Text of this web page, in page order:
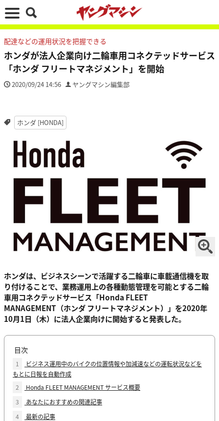
配達などの運用状況を把握できる
ホンダが法人企業向け二輪車用コネクテッドサービス
「ホンダ フリートマネジメント」を開始
2020/09/24 14:56 ヤングマシン編集部
ホンダ [HONDA]
ホンダは、ビジネスシーンで活躍する二輪車に車載通信機を取
り付けることで、業務運用上の各種動態管理を可能とする二輪
車用コネクテッドサービス「Honda FLEET
MANAGEMENT（ホンダ フリートマネジメント）」を2020年
10月1日（木）に法人企業向けに開始すると発表した。
目次
1
ビジネス運用中のバイクの位置情報や加減速などの運転状況などを
もとに日報を自動作成
2
Honda FLEET MANAGEMENT サービス概要
3
あなたにおすすめの関連記事
4
最新の記事